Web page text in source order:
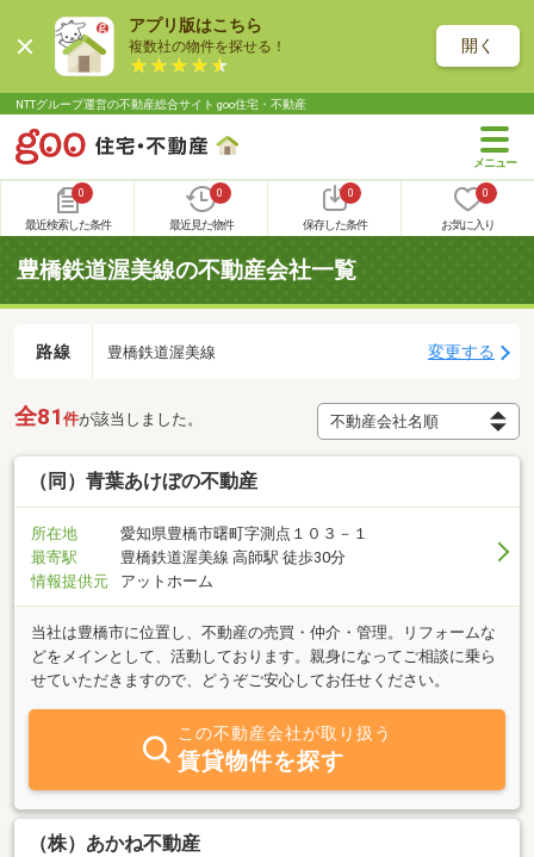
アプリ版はこちら
複数社の物件を探せる！ 開く
NTTグループ運営の不動産総合サイト goo住宅・不動産
0
最近検索した条件
0
最近見た物件
0
保存した条件
0
お気に入り
豊橋鉄道渥美線の不動産会社一覧
路線 豊橋鉄道渥美線 変更する
全81 件が該当しました。
（同）青葉あけぼの不動産
所在地
愛知県豊橋市曙町字測点１０３－１
最寄駅
豊橋鉄道渥美線 高師駅 徒歩30分
情報提供元
アットホーム
当社は豊橋市に位置し、不動産の売買・仲介・管理。リフォームな
どをメインとして、活動しております。親身になってご相談に乗ら
せていただきますので、どうぞご安心してお任せください。
この不動産会社が取り扱う
賃貸物件を探す
（株）あかね不動産